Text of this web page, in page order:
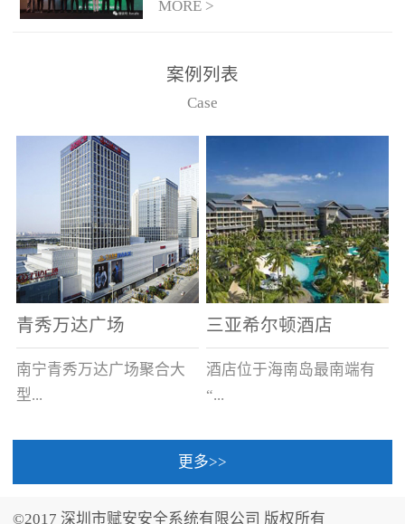
从监控主机上获取，最多
只能接6台，超过的需从现
MORE >
案例列表
Case
青秀万达广场
南宁青秀万达广场聚合大
型...
三亚希尔顿酒店
酒店位于海南岛最南端有
“...
中国的海岛天堂”之美称的
更多>>
©2017 深圳市赋安安全系统有限公司 版权所有